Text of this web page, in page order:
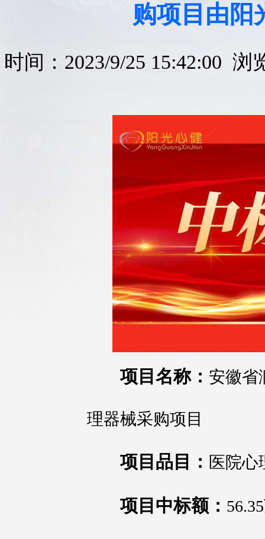
购项目由阳
时间：2023/9/25 15:42:00
项目名称： 安徽省
理器械采购项目
项目品目： 医院心
项目中标额：